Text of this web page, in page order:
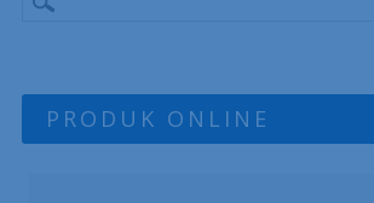
PRODUK ONLINE